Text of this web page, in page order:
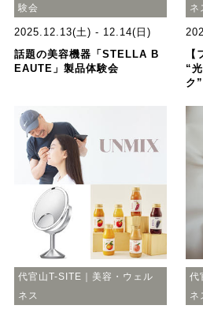
験会
2025.12.13(土) - 12.14(日)
話題の美容機器「STELLA B
EAUTE」製品体験会
ネ
“
ク”
代官山T-SITE｜美容・ウェル
ネス
代
ネ